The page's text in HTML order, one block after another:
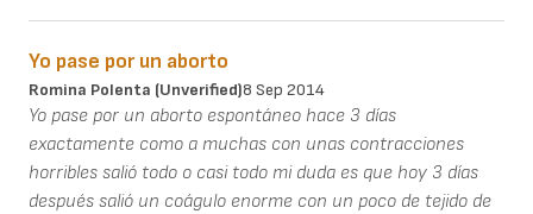
Yo pase por un aborto
Romina Polenta (unverified)8 Sep 2014
Yo pase por un aborto espontáneo hace 3 días
exactamente como a muchas con unas contracciones
horribles salió todo o casi todo mi duda es que hoy 3 días
después salió un coágulo enorme con un poco de tejido de